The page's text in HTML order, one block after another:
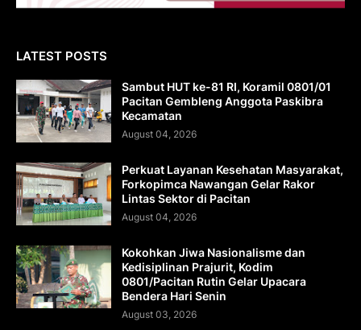
LATEST POSTS
Sambut HUT ke-81 RI, Koramil 0801/01
Pacitan Gembleng Anggota Paskibra
Kecamatan
August 04, 2026
Perkuat Layanan Kesehatan Masyarakat,
Forkopimca Nawangan Gelar Rakor
Lintas Sektor di Pacitan
August 04, 2026
Kokohkan Jiwa Nasionalisme dan
Kedisiplinan Prajurit, Kodim
0801/Pacitan Rutin Gelar Upacara
Bendera Hari Senin
August 03, 2026